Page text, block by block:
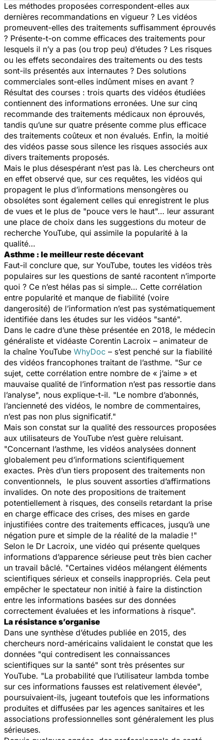
Les méthodes proposées correspondent-elles aux
dernières recommandations en vigueur ? Les vidéos
promeuvent-elles des traitements suffisamment éprouvés
? Présente-t-on comme efficaces des traitements pour
lesquels il n’y a pas (ou trop peu) d’études ? Les risques
ou les effets secondaires des traitements ou des tests
sont-ils présentés aux internautes ? Des solutions
commerciales sont-elles indûment mises en avant ?
Résultat des courses : trois quarts des vidéos étudiées
contiennent des informations erronées. Une sur cinq
recommande des traitements médicaux non éprouvés,
tandis qu’une sur quatre présente comme plus efficace
des traitements coûteux et non évalués. Enfin, la moitié
des vidéos passe sous silence les risques associés aux
divers traitements proposés.
Mais le plus désespérant n’est pas là. Les chercheurs ont
en effet observé que, sur ces requêtes, les vidéos qui
propagent le plus d’informations mensongères ou
obsolétes sont également celles qui enregistrent le plus
de vues et le plus de "pouce vers le haut"… leur assurant
une place de choix dans les suggestions du moteur de
recherche YouTube, qui assimile la popularité à la
qualité…
Asthme : le meilleur reste décevant
Faut-il conclure que, sur YouTube, toutes les vidéos très
populaires sur les questions de santé racontent n’importe
quoi ? Ce n’est hélas pas si simple… Cette corrélation
entre popularité et manque de fiabilité (voire
dangerosité) de l’information n’est pas systématiquement
identifiée dans les études sur les vidéos "santé".
Dans le cadre d’une thèse présentée en 2018, le médecin
généraliste et vidéaste Corentin Lacroix – animateur de
la chaîne YouTube WhyDoc – s’est penché sur la fiabilité
des vidéos francophones traitant de l’asthme. "Sur ce
sujet, cette corrélation entre nombre de « j’aime » et
mauvaise qualité de l’information n’est pas ressortie dans
l’analyse", nous explique-t-il. "Le nombre d’abonnés,
l’ancienneté des vidéos, le nombre de commentaires,
n’est pas non plus significatif."
Mais son constat sur la qualité des ressources proposées
aux utilisateurs de YouTube n’est guère reluisant.
"Concernant l’asthme, les vidéos analysées donnent
globalement peu d’informations scientifiquement
exactes. Près d’un tiers proposent des traitements non
conventionnels, le plus souvent assorties d’affirmations
invalides. On note des propositions de traitement
potentiellement à risques, des conseils retardant la prise
en charge efficace des crises, des mises en garde
injustifiées contre des traitements efficaces, jusqu’à une
négation pure et simple de la réalité de la maladie !"
Selon le Dr Lacroix, une vidéo qui présente quelques
informations d’apparence sérieuse peut très bien cacher
un travail bâclé. "Certaines vidéos mélangent éléments
scientifiques sérieux et conseils inappropriés. Cela peut
empêcher le spectateur non initié à faire la distinction
entre les informations basées sur des données
correctement évaluées et les informations à risque".
La résistance s’organise
Dans une synthèse d’études publiée en 2015, des
chercheurs nord-américains validaient le constat que les
données "qui contredisent les connaissances
scientifiques sur la santé" sont très présentes sur
YouTube. "La probabilité que l’utilisateur lambda tombe
sur ces informations fausses est relativement élevée",
poursuivaient-ils, jugeant toutefois que les informations
produites et diffusées par les agences sanitaires et les
associations professionnelles sont généralement les plus
sérieuses.